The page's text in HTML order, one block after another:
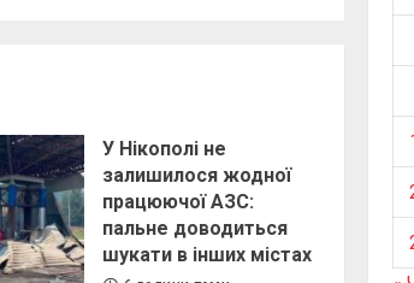
У Нікополі не
залишилося жодної
працюючої АЗС:
пальне доводиться
шукати в інших містах